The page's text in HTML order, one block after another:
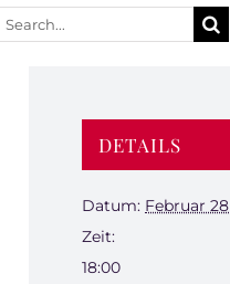
DETAILS
Datum: Februar 28
Zeit:
18:00